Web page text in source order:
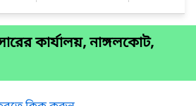
কার্যালয়, নাঙ্গলকোট,